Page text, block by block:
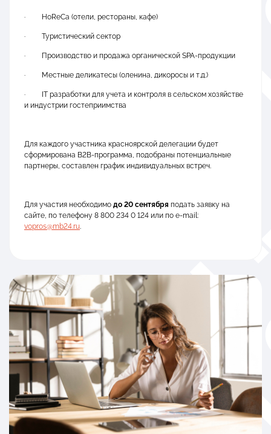
· HoReCa (отели, рестораны, кафе)
· Туристический сектор
· Производство и продажа органической SPA-продукции
· Местные деликатесы (оленина, дикоросы и т.д.)
·
IT разработки для учета и контроля в сельском хозяйстве
и индустрии гостеприимства
Для каждого участника красноярской делегации будет
сформирована B2B-программа, подобраны потенциальные
партнеры, составлен график индивидуальных встреч.
Для участия необходимо до 20 сентября подать заявку на
сайте, по телефону 8 800 234 0 124 или по е-mail:
vopros@mb24.ru.